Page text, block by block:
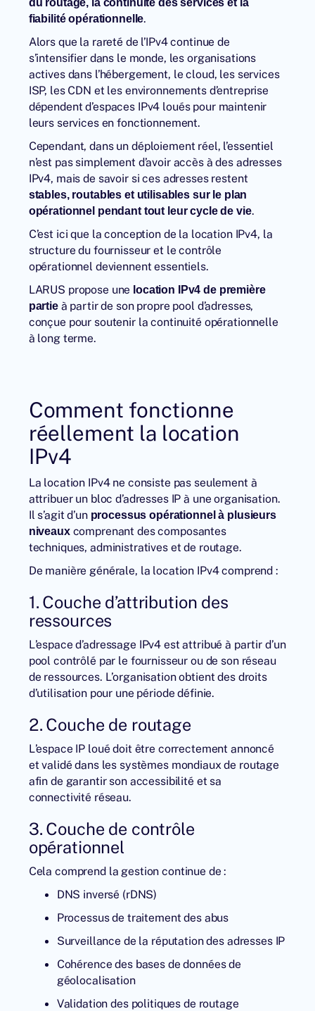
fiabilité opérationnelle.
Alors que la rareté de l’IPv4continue de
s’intensifier dans le monde, les organisations
actives dans l’hébergement, le cloud, les services
ISP, les CDN et les environnements d’entreprise
dépendent d’espaces IPv4 loués pour maintenir
leurs services en fonctionnement.
Cependant, dans un déploiement réel, l’essentiel
n’est pas simplement d’avoir accès à des adresses
IPv4, mais de savoir si ces adresses restent
stables, routables et utilisables sur le plan
opérationnel pendant tout leur cycle de vie.
C’est ici que la conception de la location IPv4, la
structure du fournisseur et le contrôle
opérationnel deviennent essentiels.
LARUS propose une location IPv4 de première
partieà partir de son propre pool d’adresses,
conçue pour soutenir la continuité opérationnelle
à long terme.
Comment fonctionne
réellement la location
IPv4
La location IPv4 ne consiste pas seulement à
attribuer un bloc d’adresses IP à une organisation.
Il s’agit d’un processus opérationnel à plusieurs
niveauxcomprenant des composantes
techniques, administratives et de routage.
De manière générale, la location IPv4 comprend :
1. Couche d’attribution des
ressources
L’espace d’adressage IPv4 est attribué à partir d’un
pool contrôlé par le fournisseur ou de son réseau
de ressources. L’organisation obtient des droits
d’utilisation pour une période définie.
2. Couche de routage
L’espace IP loué doit être correctement annoncé
et validé dans les systèmes mondiaux de routage
afin de garantir son accessibilité et sa
connectivité réseau.
3. Couche de contrôle
opérationnel
Cela comprend la gestion continue de :
DNS inversé (rDNS)
Processus de traitement des abus
Surveillance de la réputation des adresses IP
Cohérence des bases de données de
géolocalisation
Validation des politiques de routage